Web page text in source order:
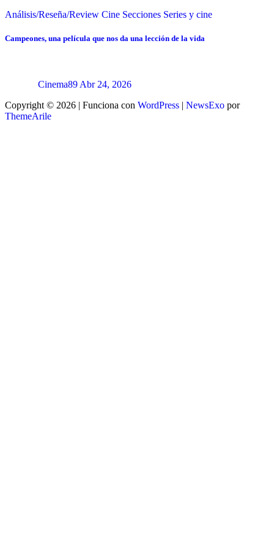
Análisis/Reseña/Review Cine Secciones Series y cine
Campeones, una película que nos da una lección de la vida
Cinema89 Abr 24, 2026
Copyright © 2026 | Funciona con WordPress | NewsExo por
ThemeArile